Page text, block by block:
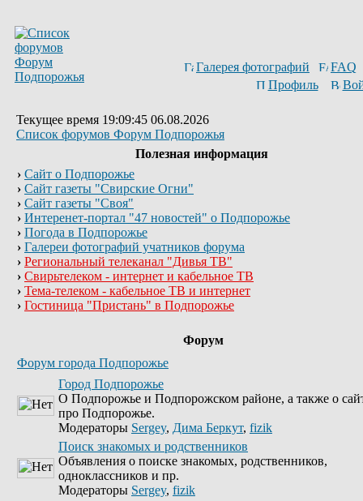
Галерея фотографий
FAQ
Профиль
Текущее время 19:09:45 06.08.2026
Список форумов Форум Подпорожья
Полезная информация
› Сайт о Подпорожье
› Сайт газеты "Свирские Огни"
› Сайт газеты "Своя"
› Интеренет-портал "47 новостей" о Подпорожье
› Погода в Подпорожье
› Галереи фотографий учатников форума
› Региональный телеканал "Дивья ТВ"
› Свирьтелеком - интернет и кабельное ТВ
› Тема-телеком - кабельное ТВ и интернет
› Гостиница "Пристань" в Подпорожье
Форум
Форум города Подпорожье
Город Подпорожье
О Подпорожье и Подпорожском районе, а также о
про Подпорожье.
Модераторы Sergey, Дима Беркут, fizik
Поиск знакомых и родственников
Объявления о поиске знакомых, родственников,
одноклассников и пр.
Модераторы Sergey, fizik